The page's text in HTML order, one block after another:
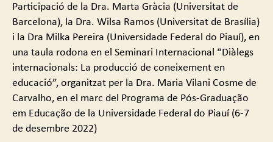
Participació de la Dra. Marta Gràcia (Universitat de
Barcelona), la Dra. Wilsa Ramos (Universitat de Brasília)
i la Dra Milka Pereira (Universidade Federal do Piauí), en
una taula rodona en el Seminari Internacional “Diàlegs
internacionals: La producció de coneixement en
educació”, organitzat per la Dra. Maria Vilani Cosme de
Carvalho, en el marc del Programa de Pós-Graduação
em Educação de la Universidade Federal do Piauí (6-7
de desembre 2022)